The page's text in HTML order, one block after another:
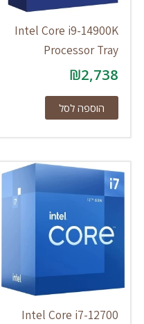
Intel Core i9-14900K
Processor Tray
₪2,738
הוספה לסל
Intel Core i7-12700